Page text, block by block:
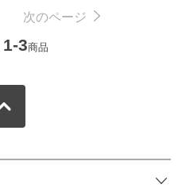
次のページ
1-3商品